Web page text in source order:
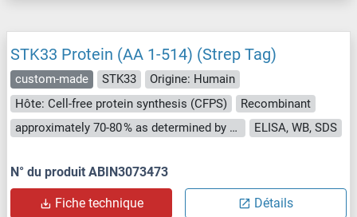
STK33 Protein (AA 1-514) (Strep Tag)
custom-made STK33
Origine: Humain
Hôte: Cell-free protein synthesis (CFPS)
Recombinant
approximately 70-80 % as determined by SDS PAGE, Western Blot and analytical SEC (HPLC).
ELISA, WB, SDS
N° du produit ABIN3073473
Fiche technique Détails